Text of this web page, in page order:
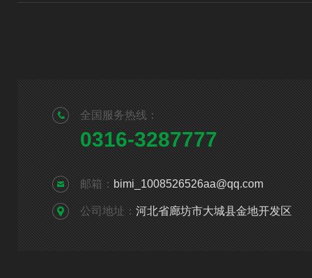
全国服务热线：
0316-3287777
邮箱： bimi_1008526526aa@qq.com
公司地址： 河北省廊坊市大城县金地开发区